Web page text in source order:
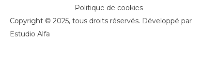
Politique de cookies
Copyright © 2025, tous droits réservés. Développé par
Estudio Alfa